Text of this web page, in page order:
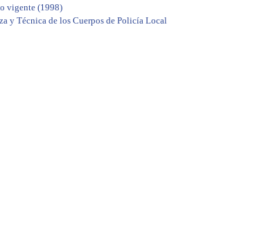
vigente (1998)
y Técnica de los Cuerpos de Policía Local